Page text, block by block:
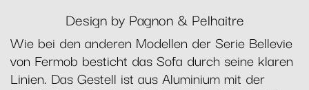
Design by Pagnon & Pelhaitre
Wie bei den anderen Modellen der Serie Bellevie
von Fermob besticht das Sofa durch seine klaren
Linien. Das Gestell ist aus Aluminium mit der